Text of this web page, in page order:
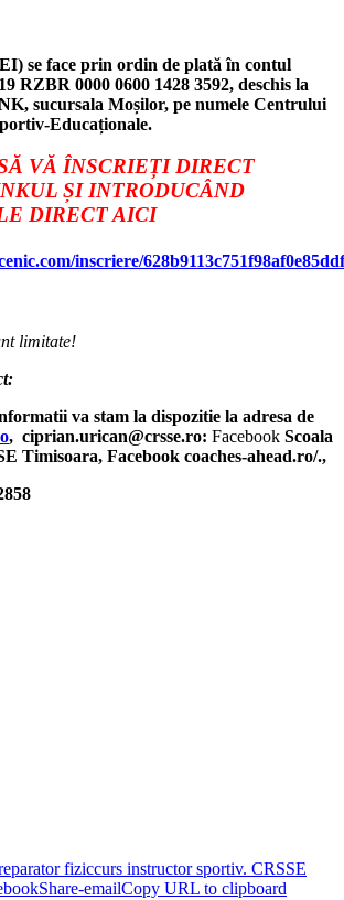
se face prin ordin de plată în contul
RZBR 0000 0600 1428 3592, deschis la
sucursala Moșilor, pe numele Centrului
Educaționale.
VĂ ÎNSCRIEȚI DIRECT
ȘI INTRODUCÂND
DIRECT AICI
inscriere/
limitate!
va stam la dispozitie la adresa de
, ciprian.urican@crsse.ro: Facebook Scoala
Timisoara, Facebook coaches-ahead.ro/.,
fiziccurs instructor sportiv. CRSSE
Share-emailCopy URL to clipboard